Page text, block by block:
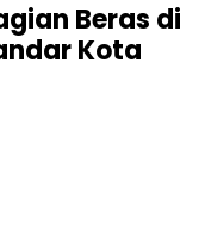
Beras di
Kota